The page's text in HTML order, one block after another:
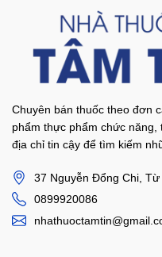
Chuyên bán thuốc theo đơn
phẩm thực phẩm chức
địa chỉ tin cậy để tìm kiếm
37 Nguyễn Đổng Chi, Từ
0899920086